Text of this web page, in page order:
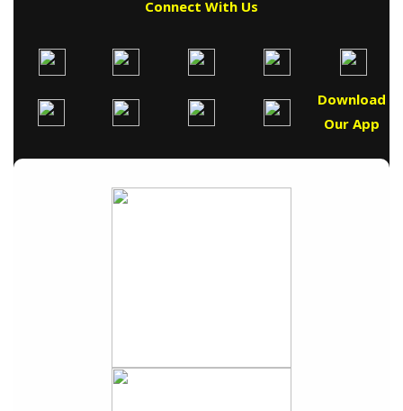
Connect With Us
Download
Our App